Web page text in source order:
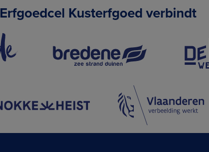
Erfgoedcel Kusterfgoed verbindt